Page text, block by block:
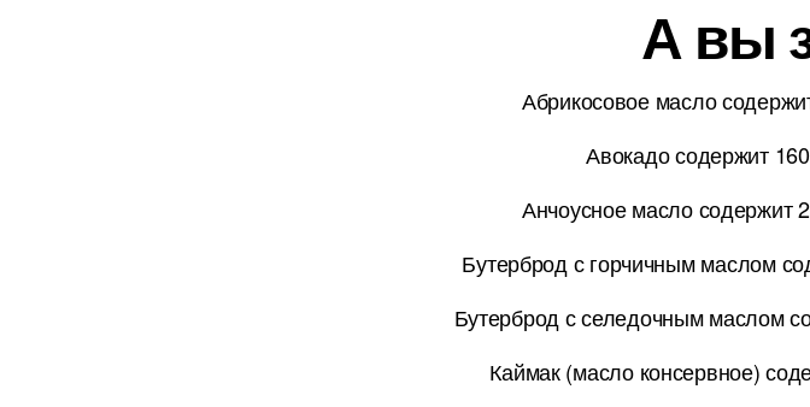
А вы
Абрикосовое масло
Авокадо содержит
Анчоусное масло содержит
Бутерброд с горчичным маслом
Бутерброд с селедочным маслом
Каймак (масло консервное)